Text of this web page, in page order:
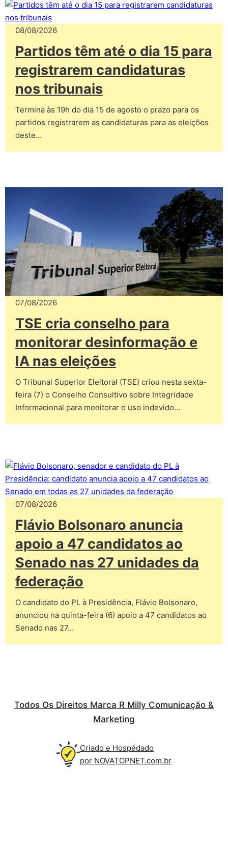
08/08/2026
Partidos têm até o dia 15 para
registrarem candidaturas
nos tribunais
Termina às 19h do dia 15 de agosto o prazo para os
partidos registrarem as candidaturas para as eleições
deste…
07/08/2026
TSE cria conselho para
monitorar desinformação e
IA nas eleições
O Tribunal Superior Eleitoral (TSE) criou nesta sexta-
feira (7) o Conselho Consultivo sobre Integridade
Informacional para monitorar o uso indevido…
07/08/2026
Flávio Bolsonaro anuncia
apoio a 47 candidatos ao
Senado nas 27 unidades da
federação
O candidato do PL à Presidência, Flávio Bolsonaro,
anunciou na quinta-feira (6) apoio a 47 candidatos ao
Senado nas 27…
Todos Os Direitos Marca R Milly Comunicação &
Marketing
Criado e Hospédado
por NOVATOPNET.com.br